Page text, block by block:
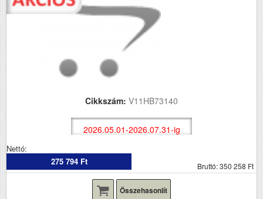
Cikkszám: V11HB73140
2026.05.01-2026.07.31-ig
Nettó:
275 794 Ft
Bruttó: 350 258 Ft
Összehasonlít